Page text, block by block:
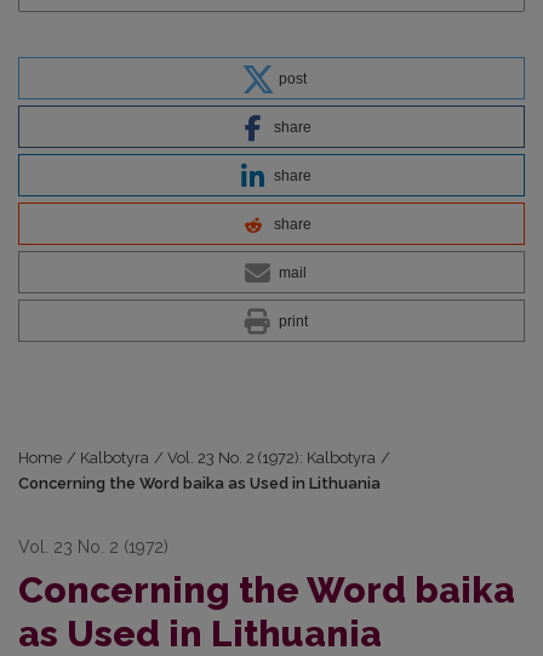
post
share
share
share
mail
print
Home / Kalbotyra / Vol. 23 No. 2 (1972): Kalbotyra /
Concerning the Word baika as Used in Lithuania
Vol. 23 No. 2 (1972)
Concerning the Word baika
as Used in Lithuania